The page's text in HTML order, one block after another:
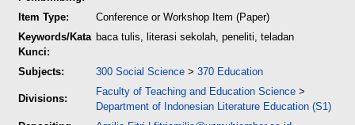
Item Type:
Conference or Workshop Item (Paper)
Keywords/Kata
Kunci:
baca tulis, literasi sekolah, peneliti, teladan
Subjects: 300 Social Science > 370 Education
Divisions:
Faculty of Teaching and Education Science >
Department of Indonesian Literature Education (S1)